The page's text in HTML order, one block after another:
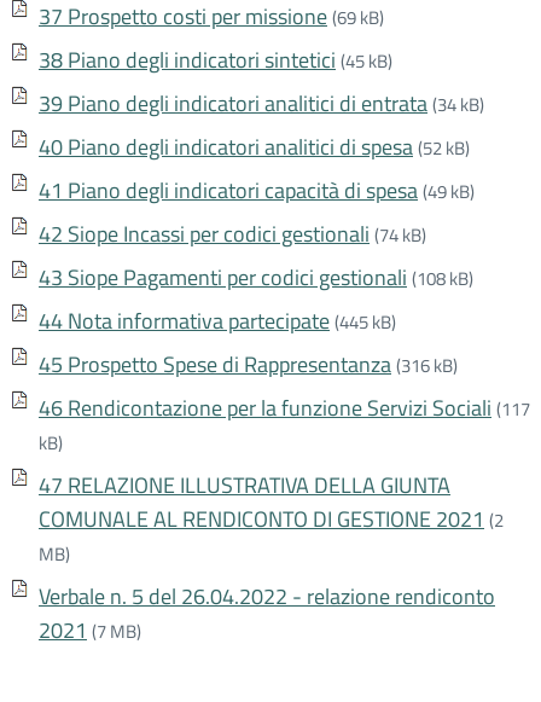
37 Prospetto costi per missione(69 kB)
38 Piano degli indicatori sintetici (45 kB)
39 Piano degli indicatori analitici di entrata(34 kB)
40 Piano degli indicatori analitici di spesa(52 kB)
41 Piano degli indicatori capacità di spesa(49 kB)
42 Siope Incassi per codici gestionali (74 kB)
43 Siope Pagamenti per codici gestionali (108 kB)
44 Nota informativa partecipate(445 kB)
45 Prospetto Spese di Rappresentanza(316 kB)
46 Rendicontazione per la funzione Servizi Sociali (117
kB)
47 RELAZIONE ILLUSTRATIVA DELLA GIUNTA
COMUNALE AL RENDICONTO DI GESTIONE 2021 (2
MB)
Verbale n. 5 del 26.04.2022 - relazione rendiconto
2021 (7 MB)